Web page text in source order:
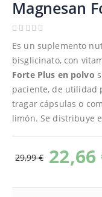
comienzo
de
la
galería
imágenes
Magnesan
Es un suplemento
bisglicinato, con
Forte Plus en polvo
paciente, de utilidad
tragar cápsulas o
limón. Se distribuye
22,66
29,99 €